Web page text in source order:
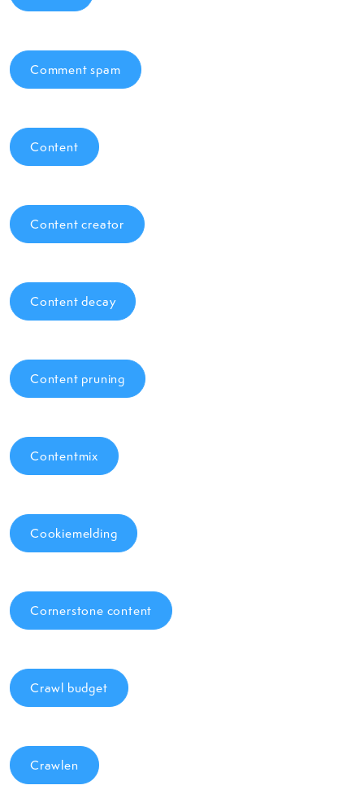
Comment spam
Content
Content creator
Content decay
Content pruning
Contentmix
Cookiemelding
Cornerstone content
Crawl budget
Crawlen